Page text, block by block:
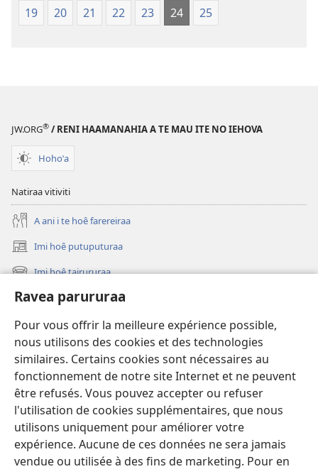
Ravea parururaa
Pour vous offrir la meilleure expérience possible,
nous utilisons des cookies et des technologies
similaires. Certains cookies sont nécessaires au
fonctionnement de notre site Internet et ne peuvent
être refusés. Vous pouvez accepter ou refuser
l'utilisation de cookies supplémentaires, que nous
utilisons uniquement pour améliorer votre
expérience. Aucune de ces données ne sera jamais
vendue ou utilisée à des fins de marketing. Pour en
19
20 21 22 23 24 25
JW.ORG® / RENI HAAMANAHIA A TE MAU ITE NO IEHOVA
Hohoˈa
Natiraa vitiviti
A ani i te hoê farereiraa
Imi hoê putuputuraa
(opens
new Imi hoê tairururaa
(opens
new
window)
Eaha te mea apî
Video
Maimiraa
Te mau ô
(opens
new
window)VAIRAA PAPAI NATIRARA Watchtower
(opens
new
window)JW Hub ®
(opens